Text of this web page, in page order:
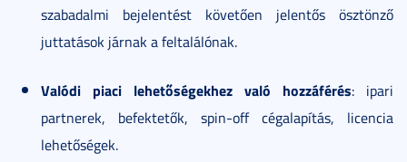
szabadalmi bejelentést követően jelentős ösztönző
juttatások járnak a feltalálónak.
Valódi piaci lehetőségekhez való hozzáférés: ipari
partnerek, befektetők, spin-off cégalapítás, licencia
lehetőségek.